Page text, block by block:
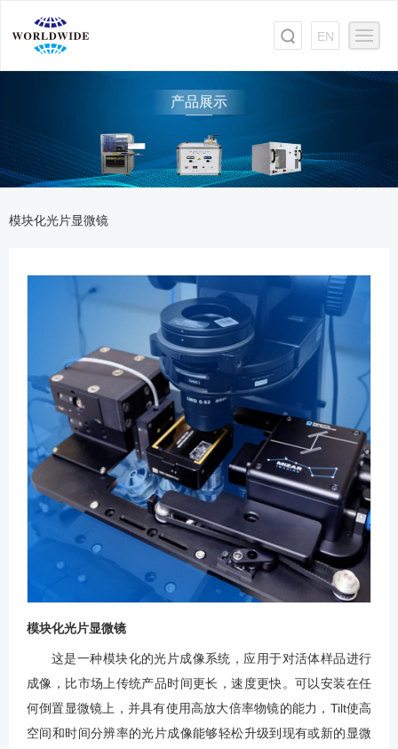
EN
产品展示
模块化光片显微镜
模块化光片显微镜
这是一种模块化的光片成像系统，应用于对活体样品进行
成像，比市场上传统产品时间更长，速度更快。可以安装在任
何倒置显微镜上，并具有使用高放大倍率物镜的能力，Tilt使高
空间和时间分辨率的光片成像能够轻松升级到现有或新的显微